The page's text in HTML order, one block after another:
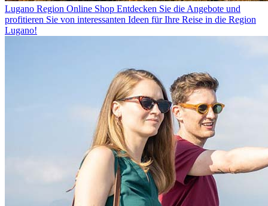
Lugano Region Online Shop Entdecken Sie die Angebote und
profitieren Sie von interessanten Ideen für Ihre Reise in die Region
Lugano!